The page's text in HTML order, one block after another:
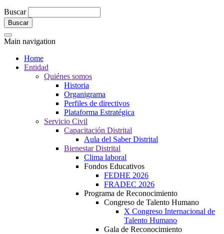
Buscar
Main navigation
Home
Entidad
Quiénes somos
Historia
Organigrama
Perfiles de directivos
Plataforma Estratégica
Servicio Civil
Capacitación Distrital
Aula del Saber Distrital
Bienestar Distrital
Clima laboral
Fondos Educativos
FEDHE 2026
FRADEC 2026
Programa de Reconocimiento
Congreso de Talento Humano
X Congreso Internacional de
Talento Humano
Gala de Reconocimiento